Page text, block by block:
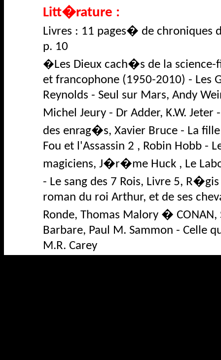
Litt�rature :
Livres : 11 pages� de chroniques
p. 10
�Les Dieux cach�s de la
et francophone (1950-2010) - Les
Reynolds - Seul sur Mars, Andy
Michel Jeury- Dr Adder, K.W.
des enrag�s, Xavier Bruce - La
Fou et l'Assassin 2 , Robin Hobb-
magiciens, J�r�me Huck, Le
- Le sang des 7 Rois, Livre 5,
roman du roi Arthur, et de ses
Ronde, Thomas Malory �
Barbare, Paul M. Sammon - Celle
M.R. Carey